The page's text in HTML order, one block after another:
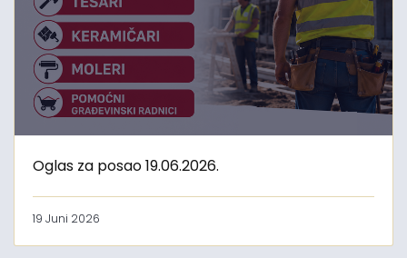
Oglas za posao 19.06.2026.
19 Juni 2026